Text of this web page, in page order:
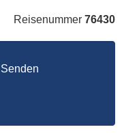
Reisenummer 76430
Senden